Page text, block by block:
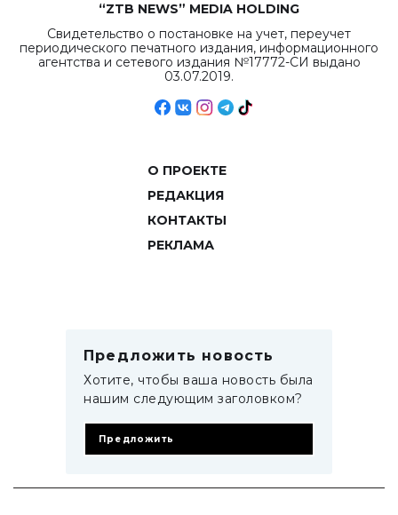
“ZTB NEWS” MEDIA HOLDING
Свидетельство о постановке на учет, переучет
периодического печатного издания, информационного
агентства и сетевого издания №17772-СИ выдано
03.07.2019.
О ПРОЕКТЕ
РЕДАКЦИЯ
КОНТАКТЫ
РЕКЛАМА
Предложить новость
Хотите, чтобы ваша новость была
нашим следующим заголовком?
Предложить